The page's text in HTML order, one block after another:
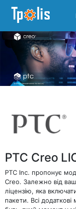
PTC Creo
PTC Inc. пропонує
Creo. Залежно від
ліцензію, яка
пакети. Всі